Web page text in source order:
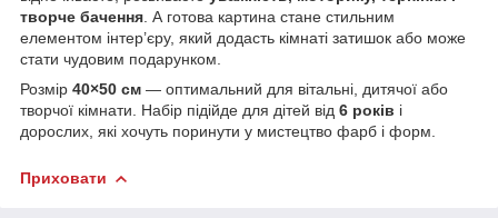
творче бачення . А готова картина стане стильним
елементом інтер’єру, який додасть кімнаті затишок або може
стати чудовим подарунком.
Розмір 40×50 см — оптимальний для вітальні, дитячої або
творчої кімнати. Набір підійде для дітей від 6 років і
дорослих, які хочуть поринути у мистецтво фарб і форм.
Приховати